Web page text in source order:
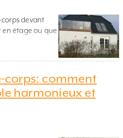
devant
en étage ou que
désigné
ou de balcon
de protection
situées
corps: comment
harmonieux et